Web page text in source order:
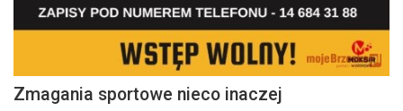
Zmagania sportowe nieco inaczej